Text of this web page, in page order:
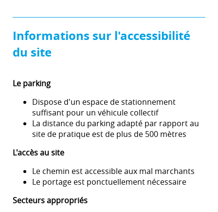
Informations sur l'accessibilité
du site
Le parking
Dispose d'un espace de stationnement
suffisant pour un véhicule collectif
La distance du parking adapté par rapport au
site de pratique est de plus de 500 mètres
L'accès au site
Le chemin est accessible aux mal marchants
Le portage est ponctuellement nécessaire
Secteurs appropriés